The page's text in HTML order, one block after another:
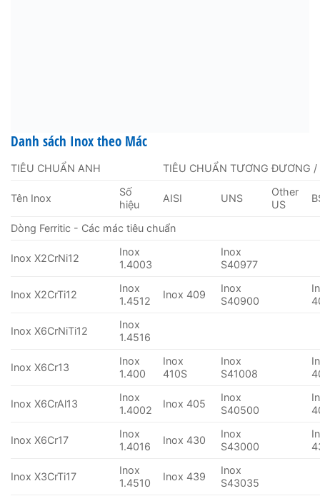
Danh sách Inox theo Mác
TIÊU CHUẨN ANH TIÊU CHUẨN TƯƠNG ĐƯƠNG /
Tên Inox
Số
hiệu
AISI UNS
Other
US
Dòng Ferritic - Các mác tiêu chuẩn
Inox X2CrNi12
Inox
1.4003
Inox
S40977
Inox X2CrTi12
Inox
1.4512
Inox 409
Inox
S40900
Inox X6CrNiTi12
Inox
1.4516
Inox X6Cr13
Inox
1.400
Inox
410S
Inox
S41008
Inox X6CrAl13
Inox
1.4002
Inox 405
Inox
S40500
Inox X6Cr17
Inox
1.4016
Inox 430
Inox
S43000
Inox X3CrTi17
Inox
1.4510
Inox 439
Inox
S43035